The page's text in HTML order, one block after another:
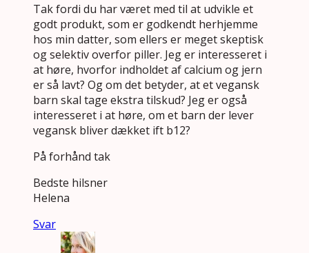
Tak fordi du har været med til at udvikle et
godt produkt, som er godkendt herhjemme
hos min datter, som ellers er meget skeptisk
og selektiv overfor piller. Jeg er interesseret i
at høre, hvorfor indholdet af calcium og jern
er så lavt? Og om det betyder, at et vegansk
barn skal tage ekstra tilskud? Jeg er også
interesseret i at høre, om et barn der lever
vegansk bliver dækket ift b12?
På forhånd tak
Bedste hilsner
Helena
Svar